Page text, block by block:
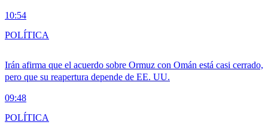
10:54
Irán afirma que el acuerdo sobre Ormuz con Omán está casi cerrado,
pero que su reapertura depende de EE. UU.
09:48
POLÍTICA
POLÍTICA